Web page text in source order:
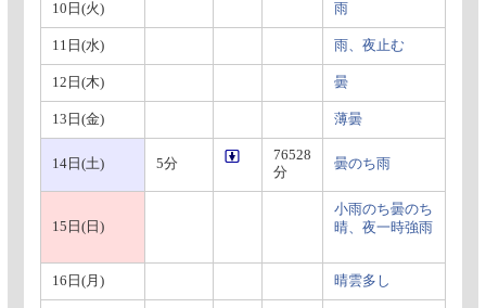
10日(火) 雨
11日(水) 雨、夜止む
12日(木) 曇
13日(金) 薄曇
14日(土) 5分
76528
分
曇のち雨
15日(日)
小雨のち曇のち
晴、夜一時強雨
16日(月) 晴雲多し